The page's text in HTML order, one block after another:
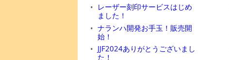
レーザー刻印サービスはじめ
ました！
ナランハ開発お手玉！販売開
始！
JJF2024ありがとうございまし
た！